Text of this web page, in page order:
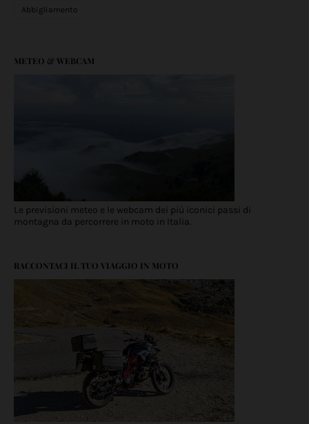
Abbigliamento
METEO & WEBCAM
Le previsioni meteo e le webcam dei più iconici passi di
montagna da percorrere in moto in Italia.
RACCONTACI IL TUO VIAGGIO IN MOTO